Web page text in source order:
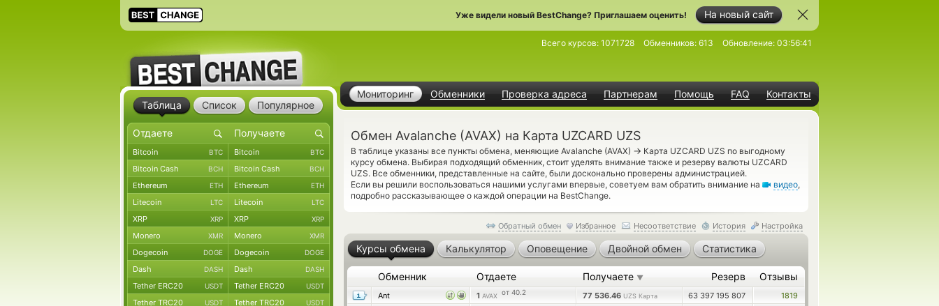
На новый сайт
Уже видели новый BestChange? Приглашаем оценить!
Мониторинг Обменники Проверка адреса Партнерам Помощь FAQ Контакты
Всего курсов: 1071728 Обменников: 613 Обновление: 03:56:41
Обмен Avalanche (AVAX) на Карта UZCARD UZS
В таблице указаны все пункты обмена, меняющие Avalanche (AVAX) → Карта UZCARD UZS по выгодному
курсу обмена. Выбирая подходящий обменник, стоит уделять внимание также и резерву валюты UZCARD
UZS. Все обменники, представленные на сайте, были досконально проверены администрацией.
Если вы решили воспользоваться нашими услугами впервые, советуем вам обратить внимание на
видео,
подробно рассказывающее о каждой операции на BestChange.
Обратный обмен Избранное Несоответствие История Настройка
Курсы обмена Калькулятор Оповещение Двойной обмен Статистика
Обменник Отдаете Получаете ▼ Резерв Отзывы
Ant 1 AVAX от 40.2 77 536.46 UZS Карта 63 397 195 807
1819
Таблица Список Популярное
Bitcoin BTC Bitcoin BTC
Bitcoin Cash BCH Bitcoin Cash BCH
Ethereum ETH Ethereum ETH
Litecoin LTC Litecoin LTC
XRP XRP XRP XRP
Monero XMR Monero XMR
Dogecoin DOGE Dogecoin DOGE
Dash DASH Dash DASH
Tether ERC20 USDT Tether ERC20 USDT
Tether TRC20 USDT Tether TRC20 USDT